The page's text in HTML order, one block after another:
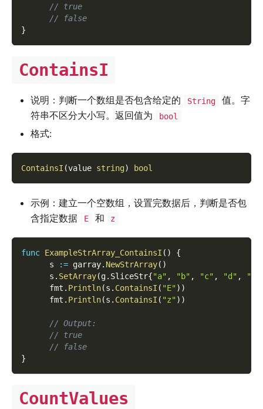
// true
// false
}
ContainsI
说明：判断一个数组是否包含给定的 String
值。字
符串不区分大小写。返回值为
bool
格式:
ContainsI (value string) bool
示例：建立一个空数组，设置完数据后，判断是否包
含指定数据
E 和 z
func ExampleStrArray_ContainsI ( )
{
      s
:= garray. NewStrArray( )
      s
. SetArray(g. SliceStr{"a" , "b" , "c" , "d" , "e"
      fmt
. Println(s . ContainsI ( "E") )
      fmt
. Println(s . ContainsI ( "z") )
// Output:
// true
// false
}
CountValues